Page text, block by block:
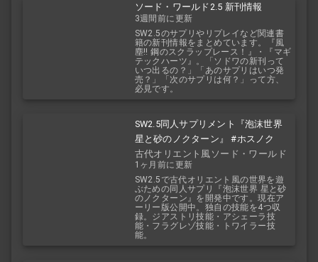
ソード・ワールド2.5 新刊情報
3週間前に更新
SW2.5のサプリやリプレイなど関連書
籍の新刊情報をまとめています。『風
塵!! 鋼のスクラップレース！』・『マギ
テックハーツ』。「ソドワの新刊って
いつ出るの？」「あのサプリはいつ発
売？」「次のサプリは何？」って方、
必見です。
SW2.5同人サプリメント『泡沫世界
星と砂のノクターン』 #ホスノク
古代オリエント風ソード・ワールド
2.5
1ヶ月前に更新
SW2.5で古代オリエント風の世界を遊
ぶための同人サプリ『泡沫世界 星と砂
のノクターン』を開発中です。現在ア
ーリー版公開中。独自の技能を4つ収
録。ジアストリ技能・アシェーラ技
能・フラグレゾ技能・トワイラー技
能。